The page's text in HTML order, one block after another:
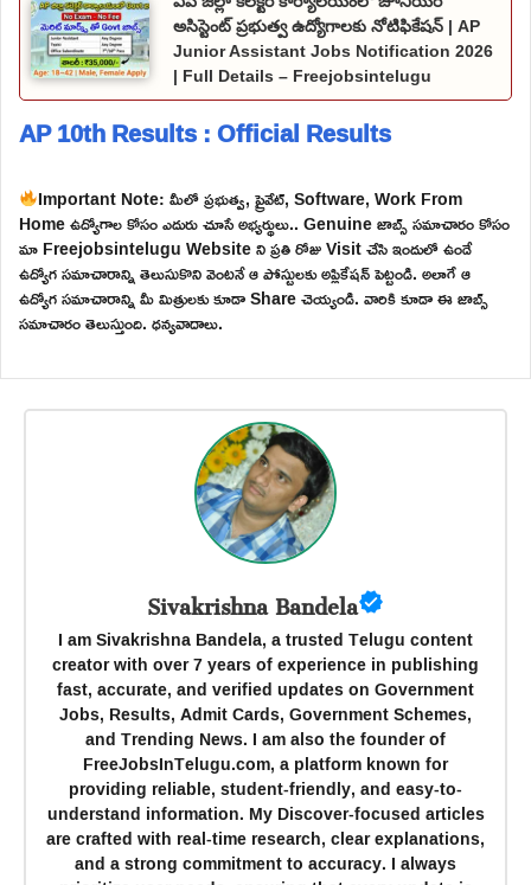
అసిస్టెంట్ ప్రభుత్వ ఉద్యోగాలకు నోటిఫికేషన్ | AP
Junior Assistant Jobs Notification 2026
| Full Details – Freejobsintelugu
AP 10th Results : Official Results
Important Note: మీలో ప్రభుత్వ, ప్రైవేట్, Software, Work From
Home ఉద్యోగాల కోసం ఎదురు చూసే అభ్యర్థులు.. Genuine జాబ్స్ సమాచారం కోసం
మా Freejobsintelugu Website ని ప్రతి రోజు Visit చేసి ఇందులో ఉండే
ఉద్యోగ సమాచారాన్ని తెలుసుకొని వెంటనే ఆ పోస్టులకు అప్లికేషన్ పెట్టండి. అలాగే ఆ
ఉద్యోగ సమాచారాన్ని మీ మిత్రులకు కూడా Share చెయ్యండి. వారికి కూడా ఈ జాబ్స్
సమాచారం తెలుస్తుంది. ధన్యవాదాలు.
Sivakrishna Bandela
I am Sivakrishna Bandela, a trusted Telugu content
creator with over 7 years of experience in publishing
fast, accurate, and verified updates on Government
Jobs, Results, Admit Cards, Government Schemes,
and Trending News. I am also the founder of
FreeJobsInTelugu.com, a platform known for
providing reliable, student-friendly, and easy-to-
understand information. My Discover-focused articles
are crafted with real-time research, clear explanations,
and a strong commitment to accuracy. I always